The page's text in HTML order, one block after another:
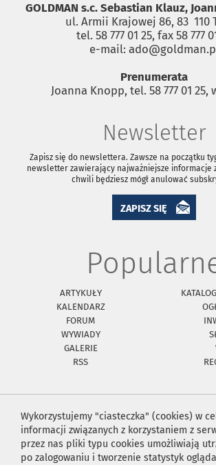
GOLDMAN s.c. Sebastian Klauz,
ul. Armii Krajowej 86, 83 ­ 110
tel. 58 777 01 25, fax 58 777
e-mail:
Prenumerata
Joanna Knopp, tel. 58 777 01 25,
Newsletter
Zapisz się do newslettera. Zawsze na początku
newsletter zawierający najważniejsze informacje
chwili będziesz mógł anulować
ZAPISZ SIĘ
ARTYKUŁY
KALENDARZ
FORUM
WYWIADY
GALERIE
RSS
Wykorzystujemy "ciasteczka" (cookies) w
informacji związanych z korzystaniem z
przez nas pliki typu cookies umożliwiają
po zalogowaniu i tworzenie statystyk